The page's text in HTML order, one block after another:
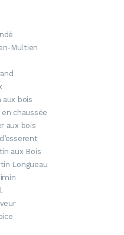
Multien
aux bois
chaussée
aux bois
aux Bois
Longueau